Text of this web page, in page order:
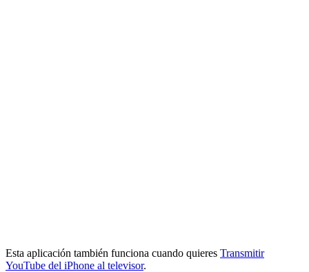
Esta aplicación también funciona cuando quieres Transmitir
YouTube del iPhone al televisor.